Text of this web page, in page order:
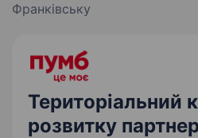
Франківську
Територіальний
розвитку